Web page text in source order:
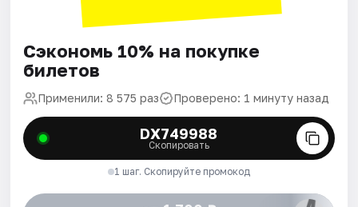
Сэкономь 10% на покупке
билетов
Применили: 8 575 раз Проверено: 1 минуту назад
DX749988
Скопировать
1 шаг. Скопируйте промокод